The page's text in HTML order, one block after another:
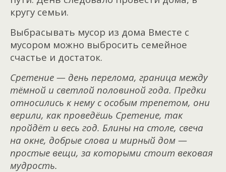
кругу семьи.
Выбрасывать мусор из дома Вместе с
мусором можно выбросить семейное
счастье и достаток.
Сретение — день перелома, граница между
тёмной и светлой половиной года. Предки
относились к нему с особым трепетом, они
верили, как проведёшь Сретение, так
пройдёт и весь год. Блины на столе, свеча
на окне, добрые слова и мирный дом —
простые вещи, за которыми стоит вековая
мудрость.